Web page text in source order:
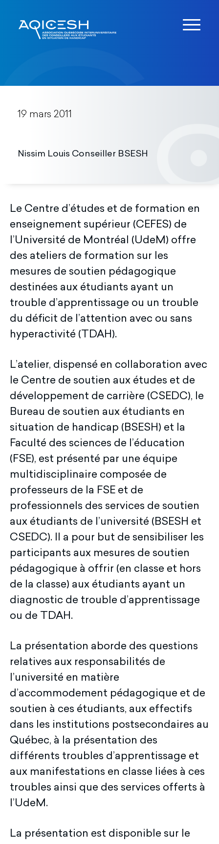
19 mars 2011
Nissim Louis Conseiller BSESH
Le Centre d’études et de formation en
enseignement supérieur (CEFES) de
l’Université de Montréal (UdeM) offre
des ateliers de formation sur les
mesures de soutien pédagogique
destinées aux étudiants ayant un
trouble d’apprentissage ou un trouble
du déficit de l’attention avec ou sans
hyperactivité (TDAH).
L’atelier, dispensé en collaboration avec
le Centre de soutien aux études et de
développement de carrière (CSEDC), le
Bureau de soutien aux étudiants en
situation de handicap (BSESH) et la
Faculté des sciences de l’éducation
(FSE), est présenté par une équipe
multidisciplinaire composée de
professeurs de la FSE et de
professionnels des services de soutien
aux étudiants de l’université (BSESH et
CSEDC). Il a pour but de sensibiliser les
participants aux mesures de soutien
pédagogique à offrir (en classe et hors
de la classe) aux étudiants ayant un
diagnostic de trouble d’apprentissage
ou de TDAH.
La présentation aborde des questions
relatives aux responsabilités de
l’université en matière
d’accommodement pédagogique et de
soutien à ces étudiants, aux effectifs
dans les institutions postsecondaires au
Québec, à la présentation des
différents troubles d’apprentissage et
aux manifestations en classe liées à ces
troubles ainsi que des services offerts à
l’UdeM.
La présentation est disponible sur le